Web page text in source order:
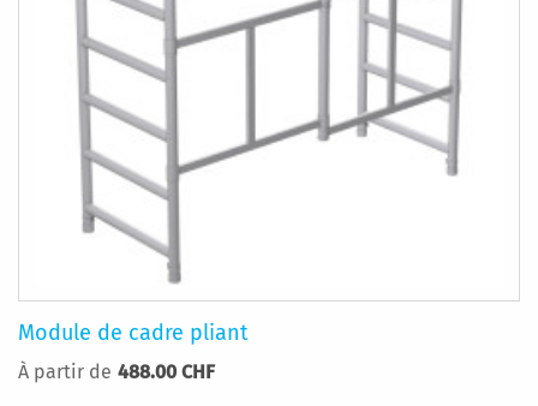
Module de cadre pliant
À partir de 488.00 CHF